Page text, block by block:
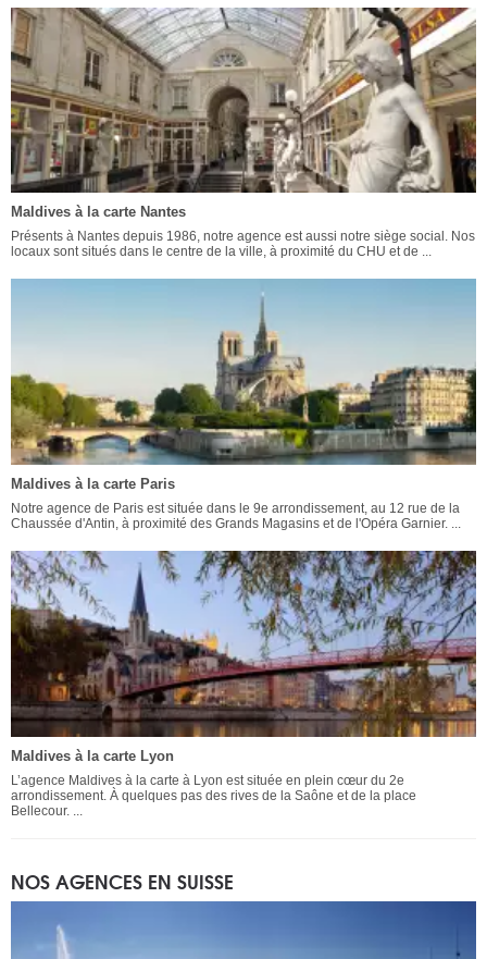
Maldives à la carte Nantes
Présents à Nantes depuis 1986, notre agence est aussi notre siège social. Nos
locaux sont situés dans le centre de la ville, à proximité du CHU et de ...
Maldives à la carte Paris
Notre agence de Paris est située dans le 9e arrondissement, au 12 rue de la
Chaussée d'Antin, à proximité des Grands Magasins et de l'Opéra Garnier. ...
Maldives à la carte Lyon
L’agence Maldives à la carte à Lyon est située en plein cœur du 2e
arrondissement. À quelques pas des rives de la Saône et de la place
Bellecour. ...
NOS AGENCES EN SUISSE